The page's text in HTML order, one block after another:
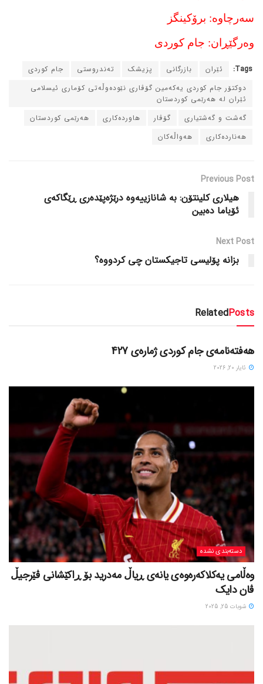
سه‌رچاوه‌: برۆکینگز
وه‌رگێڕان: جام کوردی
Tags: ئێران بازرگانی پزیشک ته‌ندروستی
جام کوردی
دوکتۆر جام کوردی یه‌که‌مین گۆڤاری نێوده‌وڵه‌تی کۆماری ئیسلامی
ئێران له‌ هه‌رێمی کوردستان
گه‌شت و گه‌شتیاری
گۆڤار هاورده‌کاری
هه‌رێمی کوردستان
هه‌نارده‌کاری
هه‌واڵه‌کان
Previous Post
هیلاری کلینتۆن: به‌ شانازییه‌وه‌ درێژه‌پێده‌ری ڕێگاکه‌ی
ئۆباما ده‌بین
Next Post
بزانه‌ پۆلیسی تاجیکستان چی کردووه‌؟
RelatedPosts
دسته‌بندی نشده
هەفتەنامەی جام کوردی ژمارەی 427
ئایار 20, 2026
دسته‌بندی نشده
وەڵامی یەکلاکەرەوەی یانەی ڕیاڵ مەدرید بۆ ڕاکێشانی ڤێرجیڵ
ڤان دایک
شوبات 25, 2025